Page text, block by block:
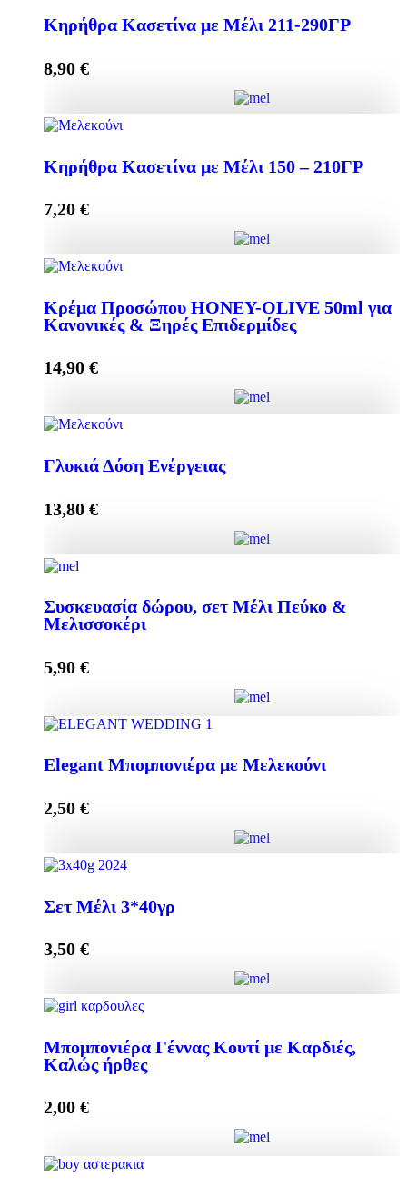
Κηρήθρα Κασετίνα με Μέλι 211-290ΓΡ
8,90 €
Κηρήθρα Κασετίνα με Μέλι 150 – 210ΓΡ
7,20 €
Κρέμα Προσώπου HONEY-OLIVE 50ml για
Κανονικές & Ξηρές Επιδερμίδες
14,90 €
Κανονικές & Ξηρές Επιδερμίδες ποσότητα
Προσθήκη στο καλάθι
Γλυκιά Δόση Ενέργειας
13,80 €
Συσκευασία δώρου, σετ Μέλι Πεύκο &
Μελισσοκέρι
5,90 €
Συσκευασία δώρου, σετ Μέλι Πεύκο & Μελισσοκέρι
ποσότητα
Προσθήκη στο καλάθι
Elegant Μπομπονιέρα με Μελεκούνι
2,50 €
Σετ Μέλι 3*40γρ
3,50 €
Μπομπονιέρα Γέννας Κουτί με Καρδιές,
Καλώς ήρθες
2,00 €